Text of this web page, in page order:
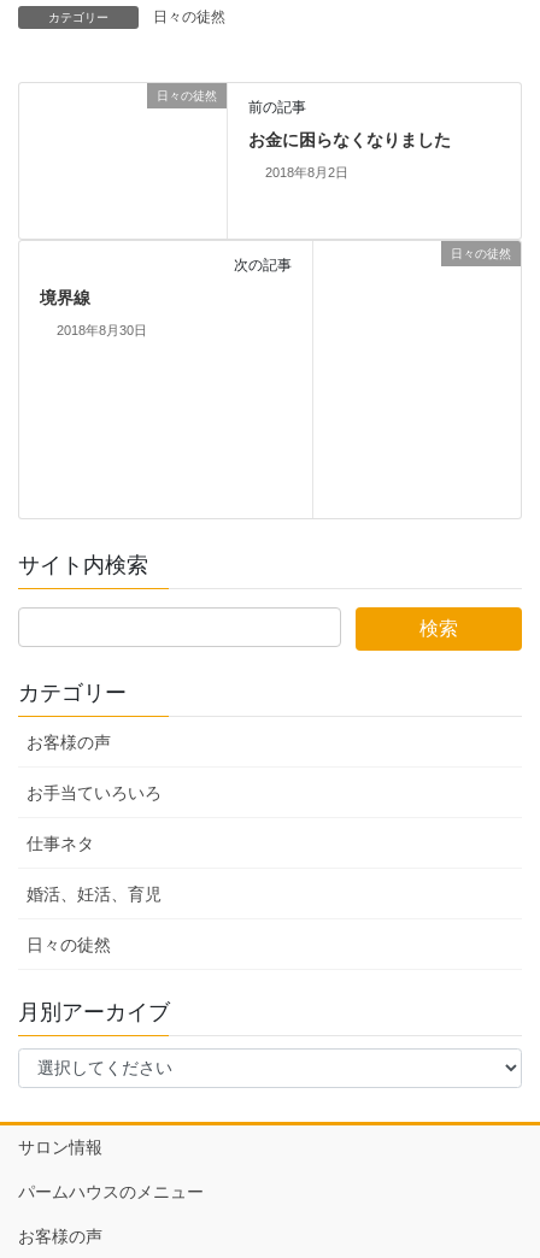
カテゴリー 日々の徒然
日々の徒然
前の記事
お金に困らなくなりました
2018年8月2日
日々の徒然
次の記事
境界線
2018年8月30日
サイト内検索
カテゴリー
お客様の声
お手当ていろいろ
仕事ネタ
婚活、妊活、育児
日々の徒然
月別アーカイブ
サロン情報
パームハウスのメニュー
お客様の声